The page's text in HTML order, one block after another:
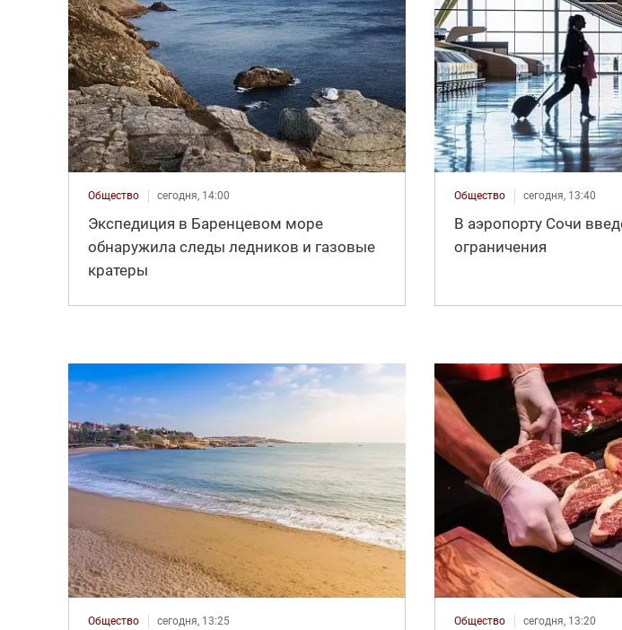
Общество сегодня, 14:00
Экспедиция в Баренцевом море
обнаружила следы ледников и газовые
кратеры
Общество сегодня, 13:40
В аэропорту Сочи
ограничения
Общество сегодня, 13:25 Общество сегодня, 13:20